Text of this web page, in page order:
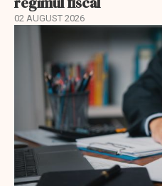
02 AUGUST 2026